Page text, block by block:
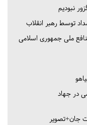
نبودیم
توسط رهبر انقلاب
ملی جمهوری اسلامی
در جهاد
جان+تصویر